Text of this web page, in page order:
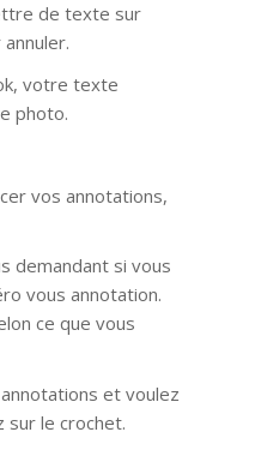
de texte sur
votre texte
photo.
vos annotations,
demandant si vous
vous annotation.
ce que vous
et voulez
sur le crochet.